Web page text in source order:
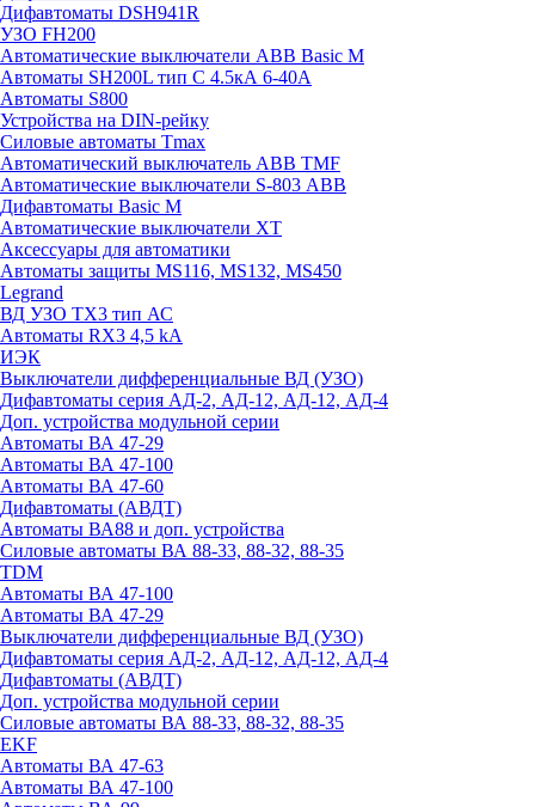
Дифавтоматы DSH941R
УЗО FH200
Автоматические выключатели ABB Basic M
Автоматы SH200L тип С 4.5кА 6-40А
Автоматы S800
Устройства на DIN-рейку
Силовые автоматы Tmax
Автоматический выключатель ABB TMF
Автоматические выключатели S-803 АВВ
Дифавтоматы Basic M
Автоматические выключатели XT
Аксессуары для автоматики
Автоматы защиты MS116, MS132, MS450
Legrand
ВД УЗО TX3 тип АС
Автоматы RX3 4,5 kA
ИЭК
Выключатели дифференциальные ВД (УЗО)
Дифавтоматы серия АД-2, АД-12, АД-12, АД-4
Доп. устройства модульной серии
Автоматы ВА 47-29
Автоматы ВА 47-100
Автоматы ВА 47-60
Дифавтоматы (АВДТ)
Автоматы ВА88 и доп. устройства
Силовые автоматы ВА 88-33, 88-32, 88-35
TDM
Автоматы ВА 47-100
Автоматы ВА 47-29
Выключатели дифференциальные ВД (УЗО)
Дифавтоматы серия АД-2, АД-12, АД-12, АД-4
Дифавтоматы (АВДТ)
Доп. устройства модульной серии
Силовые автоматы ВА 88-33, 88-32, 88-35
EKF
Автоматы ВА 47-63
Автоматы ВА 47-100